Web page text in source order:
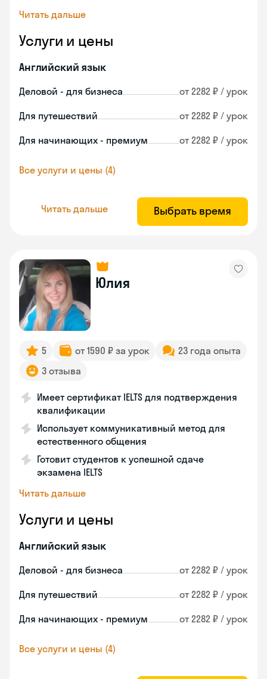
Читать дальше
Услуги и цены
Английский язык
Деловой - для бизнеса от 2282 ₽ / урок
Для путешествий от 2282 ₽ / урок
Для начинающих - премиум от 2282 ₽ / урок
Все услуги и цены (4)
Читать дальше Выбрать время
Юлия
5 от 1590 ₽ за урок
23 года опыта
3 отзыва
Имеет сертификат IELTS для подтверждения
квалификации
Использует коммуникативный метод для
естественного общения
Готовит студентов к успешной сдаче
экзамена IELTS
Читать дальше
Услуги и цены
Английский язык
Деловой - для бизнеса от 2282 ₽ / урок
Для путешествий от 2282 ₽ / урок
Для начинающих - премиум от 2282 ₽ / урок
Все услуги и цены (4)